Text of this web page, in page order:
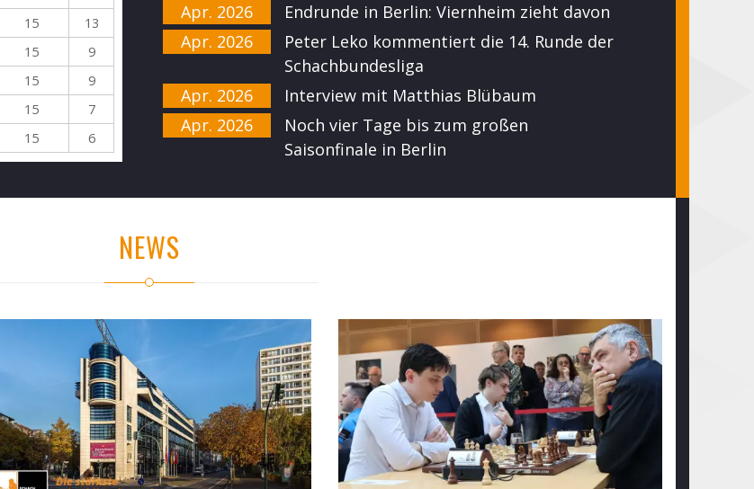
15
13
15
9
15
9
15
7
15 6
Apr. 2026
Endrunde in Berlin: Viernheim zieht davon
Apr. 2026
Peter Leko kommentiert die 14. Runde der
Schachbundesliga
Apr. 2026
Interview mit Matthias Blübaum
Apr. 2026
Noch vier Tage bis zum großen
Saisonfinale in Berlin
NEWS